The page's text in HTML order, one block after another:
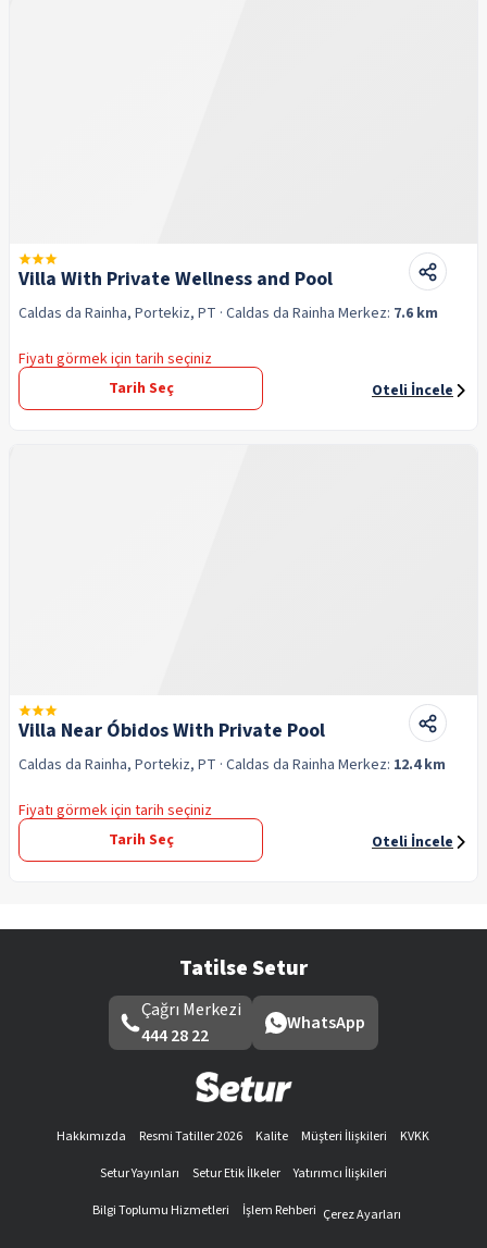
Villa With Private Wellness and Pool
Caldas da Rainha, Portekiz, PT · Caldas da Rainha Merkez: 7.6 km
Fiyatı görmek için tarih seçiniz
Tarih Seç
Oteli İncele
Villa Near Óbidos With Private Pool
Caldas da Rainha, Portekiz, PT · Caldas da Rainha Merkez: 12.4 km
Fiyatı görmek için tarih seçiniz
Tarih Seç
Oteli İncele
Tatilse Setur
Çağrı Merkezi
444 28 22
WhatsApp
Hakkımızda Resmi Tatiller 2026 Kalite Müşteri İlişkileri
KVKK
Setur Yayınları
Setur Etik İlkeler
Yatırımcı İlişkileri
Bilgi Toplumu Hizmetleri
İşlem Rehberi Çerez Ayarları